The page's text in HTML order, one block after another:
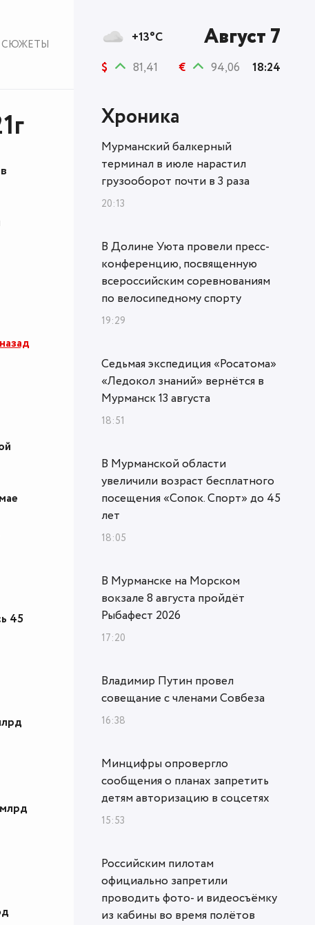
СЮЖЕТЫ
45
+13°C Август 7
$ 81,41 € 94,06 18:24
Хроника
Мурманский балкерный
терминал в июле нарастил
грузооборот почти в 3 раза
20:13
В Долине Уюта провели пресс-
конференцию, посвященную
всероссийским соревнованиям
по велосипедному спорту
19:29
Седьмая экспедиция «Росатома»
«Ледокол знаний» вернётся в
Мурманск 13 августа
18:51
В Мурманской области
увеличили возраст бесплатного
посещения «Сопок. Спорт» до 45
лет
18:05
В Мурманске на Морском
вокзале 8 августа пройдёт
Рыбафест 2026
17:20
Владимир Путин провел
совещание с членами Совбеза
16:38
Минцифры опровергло
сообщения о планах запретить
детям авторизацию в соцсетях
15:53
Российским пилотам
официально запретили
проводить фото- и видеосъёмку
из кабины во время полётов